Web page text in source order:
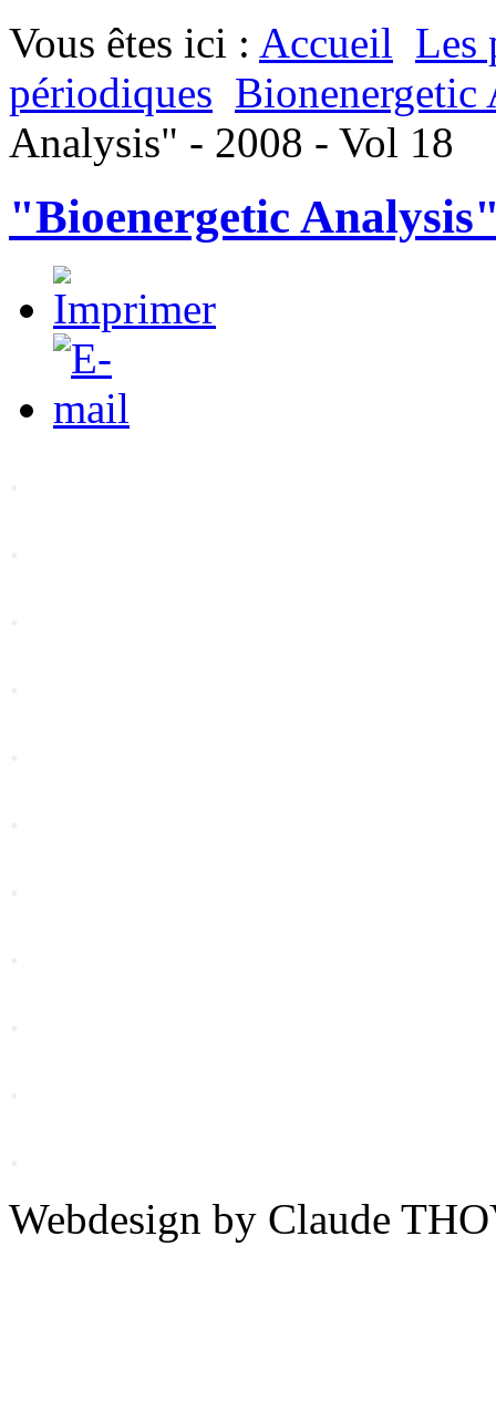
Vous êtes ici : Accueil Les
périodiques
Analysis" - 2008 - Vol 18
"Bioenergetic
Webdesign by Claude